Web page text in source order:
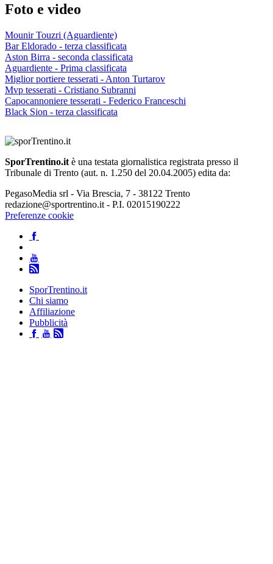
Foto e video
Mounir Touzri (Aguardiente)
Bar Eldorado - terza classificata
Aston Birra - seconda classificata
Aguardiente - Prima classificata
Miglior portiere tesserati - Anton Turtarov
Mvp tesserati - Cristiano Subranni
Capocannoniere tesserati - Federico Franceschi
Black Sion - terza classificata
SporTrentino.it è una testata giornalistica registrata presso il
Tribunale di Trento (aut. n. 1.250 del 20.04.2005) edita da:
PegasoMedia srl - Via Brescia, 7 - 38122 Trento
redazione@sportrentino.it - P.I. 02015190222
Preferenze cookie
SporTrentino.it
Chi siamo
Affiliazione
Pubblicità